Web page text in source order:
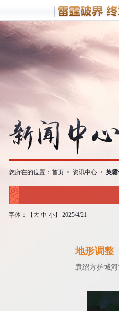
您所在的位置： 首页 > 资讯中心 > 英
字体：【 大 中 小】 2025/4/21
地形调整
袁绍方护城